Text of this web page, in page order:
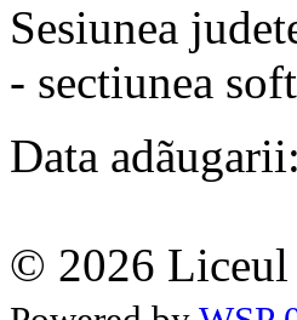
Sesiunea
- sectiunea
Data
© 2026